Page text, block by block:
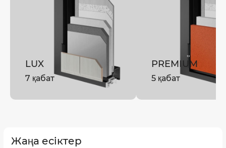
LUX
7 қабат
PREMIUM
5 қабат
Жаңа есіктер